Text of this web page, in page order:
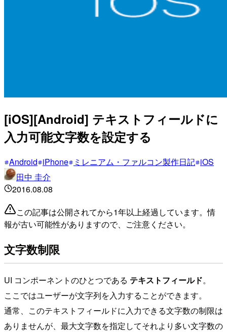
[iOS][Android] テキストフィールドに
入力可能文字数を設定する
Android iPhone ミレニアム・ファルコン製作日記 iOS
田中 圭介
2016.08.08
この記事は公開されてから1年以上経過しています。情
報が古い可能性がありますので、ご注意ください。
文字数制限
UI コンポーネントのひとつである テキストフィールド。
ここではユーザーが文字列を入力することができます。
通常、このテキストフィールドに入力できる文字数の制限は
ありませんが、最大文字数を指定してそれより多い文字数の